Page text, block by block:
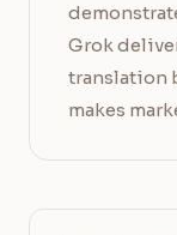
Grok
translation
makes